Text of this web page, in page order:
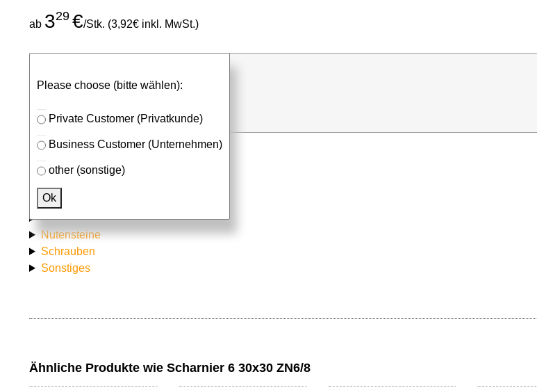
ab 329 €/Stk. (3,92€ inkl. MwSt.)
Please choose (bitte wählen):
Private Customer (Privatkunde)
Business Customer (Unternehmen)
other (sonstige)
Ok
⮮
Stk. in Anfrageliste
Passendes Zubehör
Aluprofile
Hammermuttern
Nutensteine
Schrauben
Sonstiges
Ähnliche Produkte wie Scharnier 6 30x30 ZN6/8